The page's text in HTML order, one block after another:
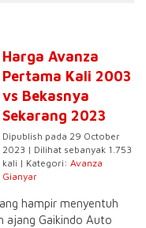
Harga Avanza
Pertama Kali 2003
vs Bekasnya
Sekarang 2023
Dipublish pada 29 October
2023 | Dilihat sebanyak 1.753
kali | Kategori: Avanza
Gianyar
hampir menyentuh
ajang Gaikindo Auto